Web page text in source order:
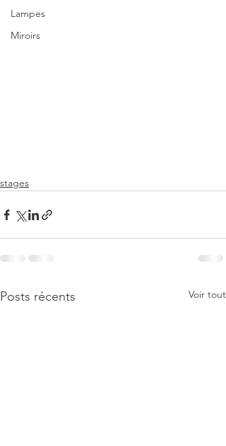
Lampes
Miroirs
stages
Posts récents Voir tout